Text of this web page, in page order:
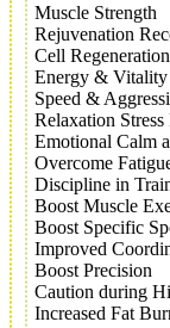
Muscle Strength
Rejuvenation
Cell
Energy & Vitality
Speed &
Relaxation
Emotional Calm
Overcome
Discipline in
Boost Muscle
Boost Specific
Improved
Boost Precision
Caution during
Increased Fat